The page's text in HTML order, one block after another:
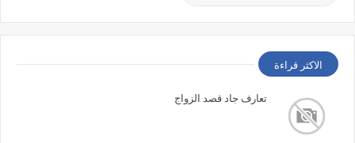
الاكثر قراءة
تعارف جاد قصد الزواج